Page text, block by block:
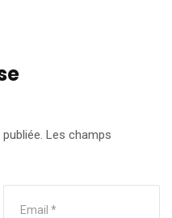
Les champs